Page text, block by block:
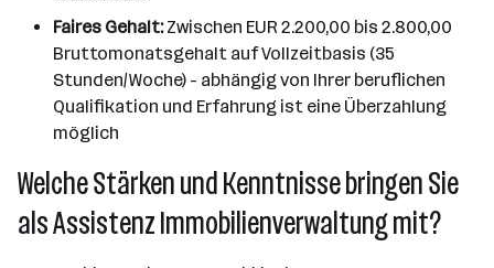
Faires Gehalt:Zwischen EUR 2.200,00 bis 2.800,00
Bruttomonatsgehalt auf Vollzeitbasis (35
Stunden/Woche) - abhängig von Ihrer beruflichen
Qualifikation und Erfahrung ist eine Überzahlung
möglich
Welche Stärken und Kenntnisse bringen Sie
als Assistenz Immobilienverwaltung mit?